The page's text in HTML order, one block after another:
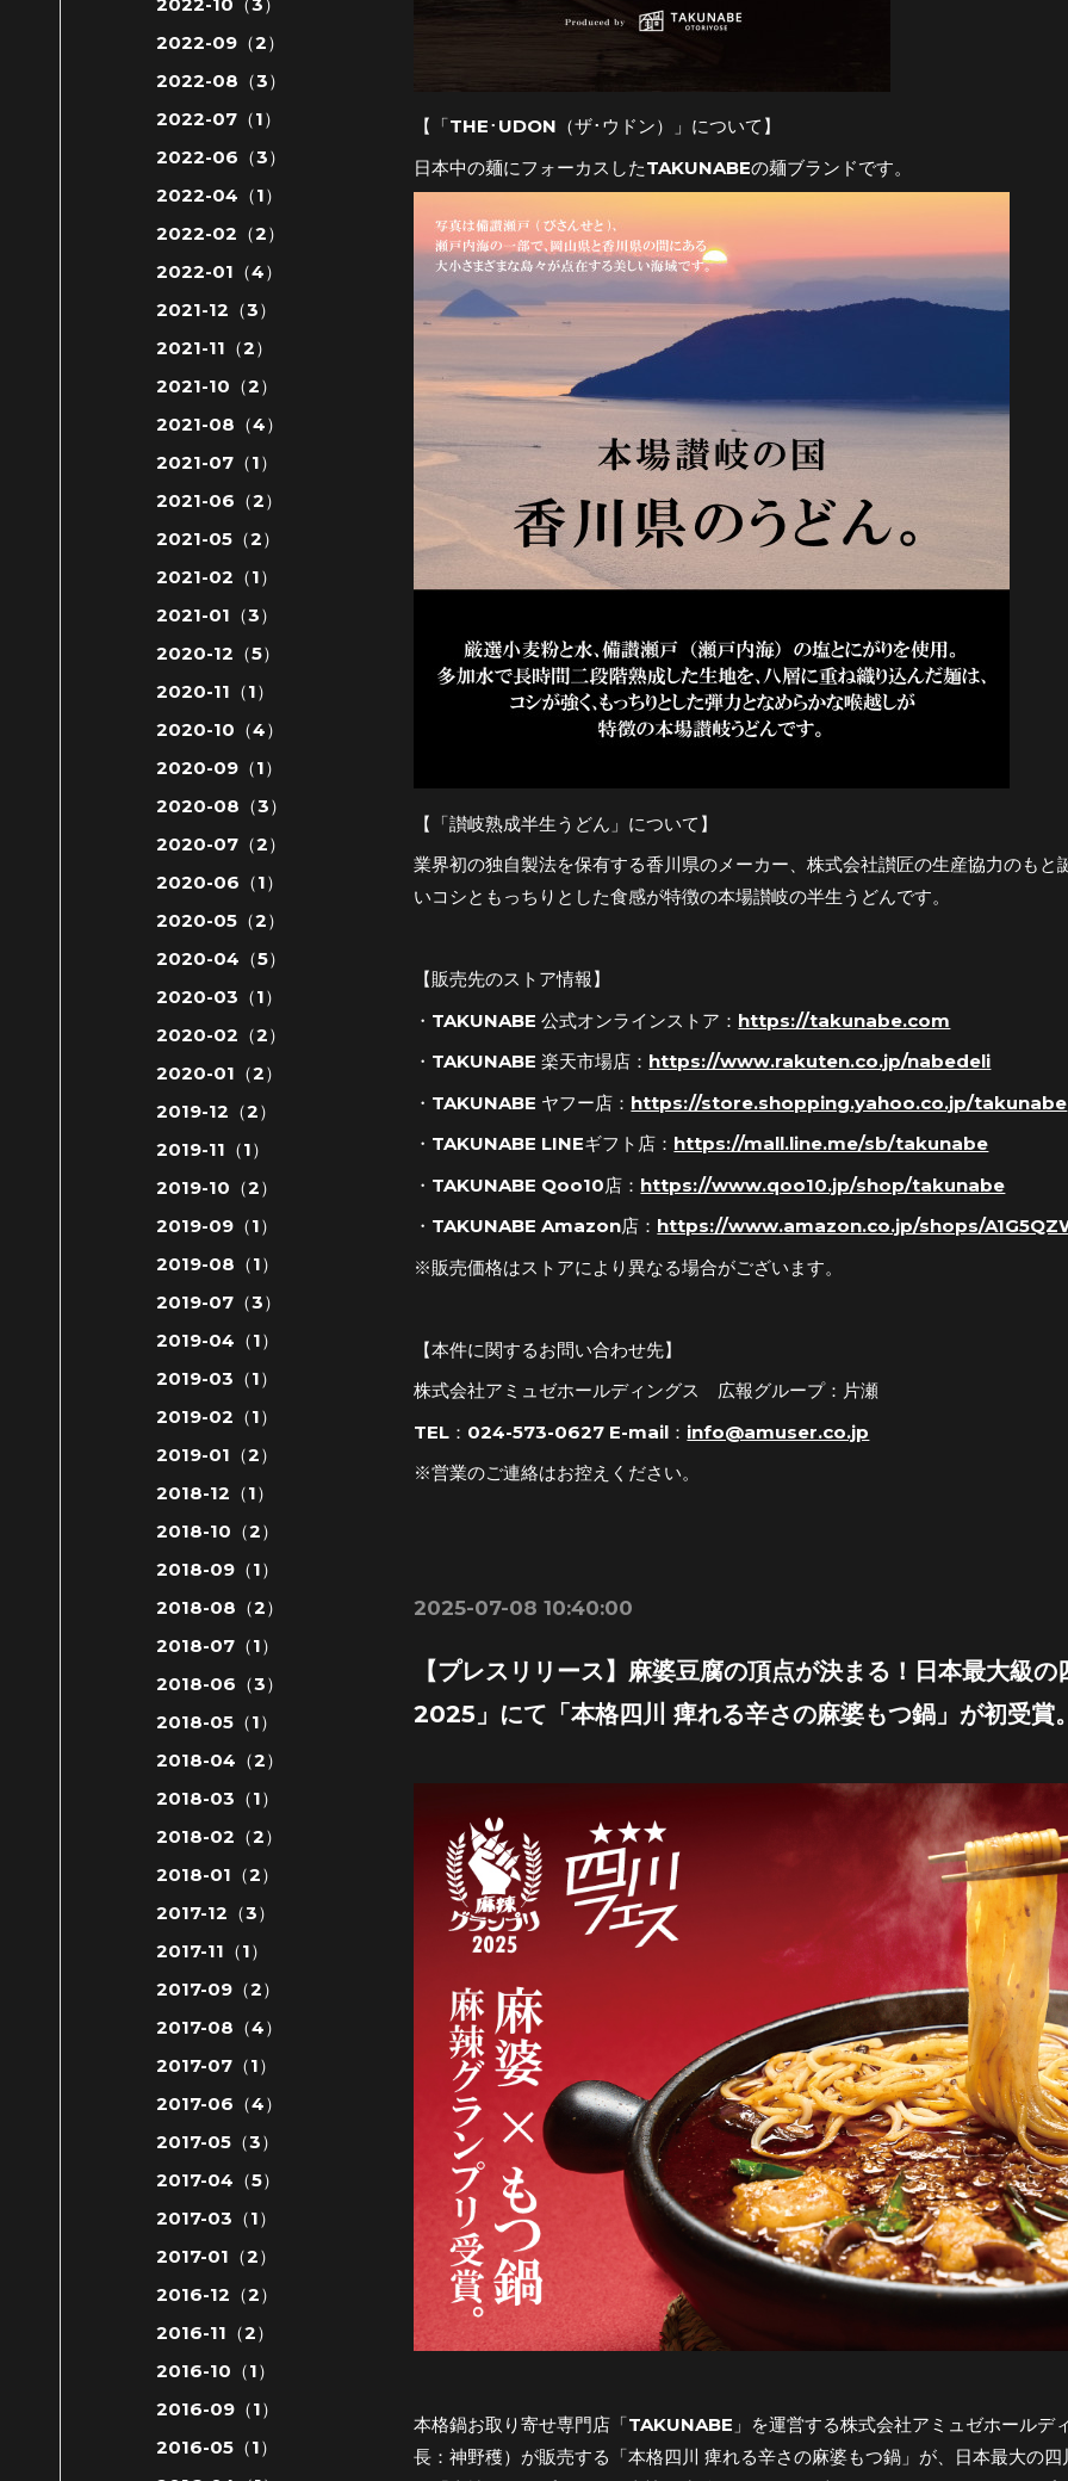
【「THE･UDON（ザ･ウドン）」について】
日本中の麺にフォーカスしたTAKUNABEの麺ブランドです。
【「讃岐熟成半生うどん」について】
業界初の独自製法を保有する香川県のメーカー、株式会社讃匠の生産協力のも
いコシともっちりとした食感が特徴の本場讃岐の半生うどんです。
【販売先のストア情報】
・TAKUNABE 公式オンラインストア： https://takunabe.com
・TAKUNABE 楽天市場店： https://www.rakuten.co.jp/nabedeli
・TAKUNABE ヤフー店： https://store.shopping.yahoo.co.jp/takunabe
・TAKUNABE LINEギフト店： https://mall.line.me/sb/takunabe
・TAKUNABE Qoo10店： https://www.qoo10.jp/shop/takunabe
・TAKUNABE Amazon店： https://www.amazon.co.jp/shops/
※販売価格はストアにより異なる場合がございます。
【本件に関するお問い合わせ先】
株式会社アミュゼホールディングス 広報グループ：片瀬
TEL：024-573-0627 E-mail： info@amuser.co.jp
※営業のご連絡はお控えください。
2025-07-08 10:40:00
【プレスリリース】麻婆豆腐の頂点が決まる！日本最大級
2025」にて「本格四川 痺れる辛さの麻婆もつ鍋」が初受賞。
本格鍋お取り寄せ専門店「TAKUNABE」を運営する株式会社アミュゼホールデ
長：神野穫）が販売する「本格四川 痺れる辛さの麻婆もつ鍋」が、日本最大の
2022-09（2）
2022-08（3）
2022-07（1）
2022-06（3）
2022-04（1）
2022-02（2）
2022-01（4）
2021-12（3）
2021-11（2）
2021-10（2）
2021-08（4）
2021-07（1）
2021-06（2）
2021-05（2）
2021-02（1）
2021-01（3）
2020-12（5）
2020-11（1）
2020-10（4）
2020-09（1）
2020-08（3）
2020-07（2）
2020-06（1）
2020-05（2）
2020-04（5）
2020-03（1）
2020-02（2）
2020-01（2）
2019-12（2）
2019-11（1）
2019-10（2）
2019-09（1）
2019-08（1）
2019-07（3）
2019-04（1）
2019-03（1）
2019-02（1）
2019-01（2）
2018-12（1）
2018-10（2）
2018-09（1）
2018-08（2）
2018-07（1）
2018-06（3）
2018-05（1）
2018-04（2）
2018-03（1）
2018-02（2）
2018-01（2）
2017-12（3）
2017-11（1）
2017-09（2）
2017-08（4）
2017-07（1）
2017-06（4）
2017-05（3）
2017-04（5）
2017-03（1）
2017-01（2）
2016-12（2）
2016-11（2）
2016-10（1）
2016-09（1）
2016-05（1）